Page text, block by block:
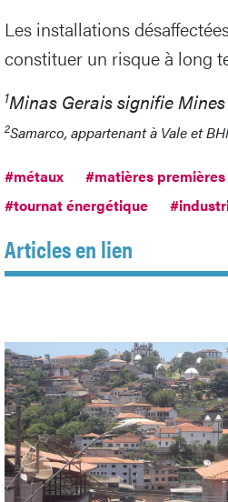
Les installations
constituer un risque à long
1Minas Gerais signifie
2Samarco, appartenant à Vale et
#métaux #matières premières
#tournat énergétique
Articles en lien